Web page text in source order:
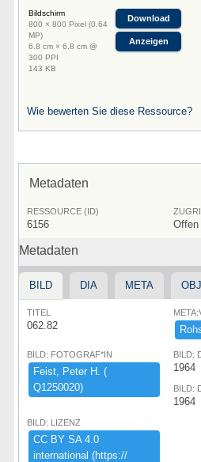
Bildschirm
800 × 800 Pixel (0.64
MP)
6.8 cm × 6.8 cm @
300 PPI
143 KB
Download
Anzeigen
Wie bewerten Sie diese Ressource?
Metadaten
RESSOURCE (ID)
6156 Offen
Metadaten
BILD DIA META
TITEL
062.82
BILD: FOTOGRAF*IN
Feist,​ ​Peter ​H.​ ​(​
Q1250020)​
BILD:
1964
BILD:
1964
BILD: LIZENZ
CC ​BY ​SA ​4.​0 ​
international ​(​https:​/​/​